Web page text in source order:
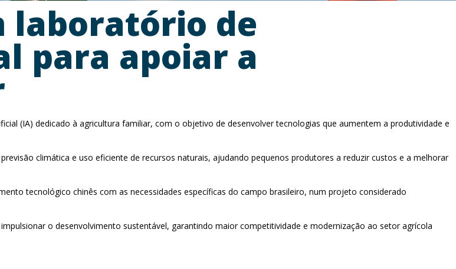
laboratório de
para apoiar a
(IA) dedicado à agricultura familiar, com o objetivo de desenvolver tecnologias que aumentem a produtividade e
climática e uso eficiente de recursos naturais, ajudando pequenos produtores a reduzir custos e a melhorar
tecnológico chinês com as necessidades específicas do campo brasileiro, num projeto considerado
o desenvolvimento sustentável, garantindo maior competitividade e modernização ao setor agrícola